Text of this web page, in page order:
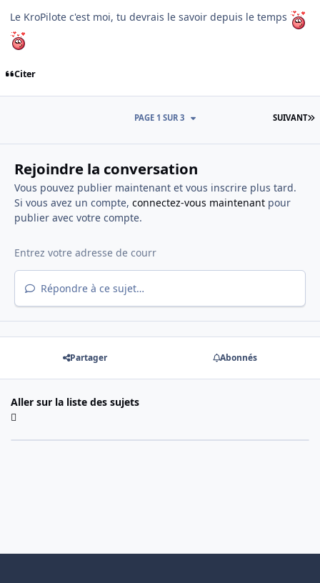
Le KroPilote c'est moi, tu devrais le savoir depuis le temps
Citer
SUIVANT
PAGE 1 SUR 3
Rejoindre la conversation
Vous pouvez publier maintenant et vous inscrire plus tard.
Si vous avez un compte, connectez-vous maintenantpour
publier avec votre compte.
Répondre à ce sujet…
Partager Abonnés
Aller sur la liste des sujets